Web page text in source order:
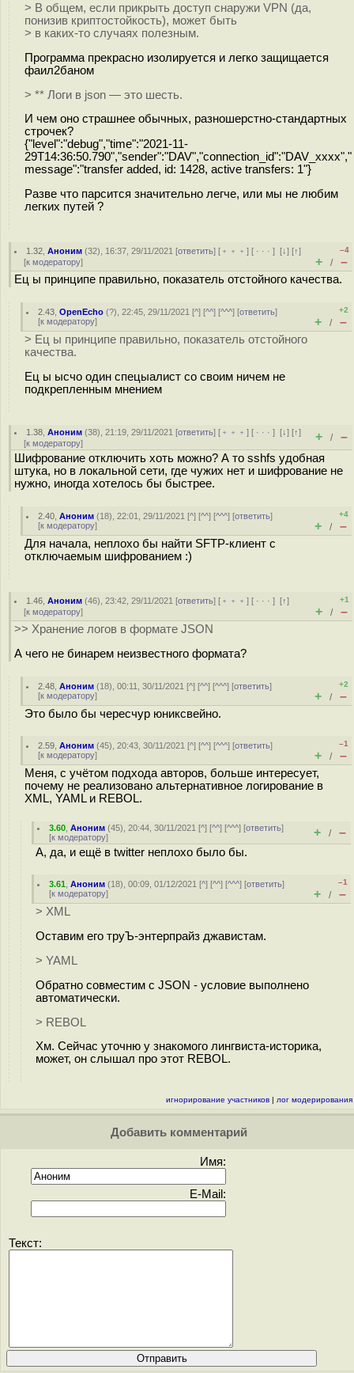
> В общем, если прикрыть доступ снаружи VPN (да,
понизив криптостойкость), может быть
> в каких-то случаях полезным.
Программа прекрасно изолируется и легко защищается
фаил2баном
> ** Логи в json — это шесть.
И чем оно страшнее обычных, разношерстно-стандартных
строчек?
{"level":"debug","time":"2021-11-
29T14:36:50.790","sender":"DAV","connection_id":"DAV_хххх","
message":"transfer added, id: 1428, active transfers: 1"}
Разве что парсится значительно легче, или мы не любим
легких путей ?
1.32 ,Аноним (32), 16:37, 29/11/2021 [ответить] [ ﹢﹢﹢] [ · · ·][↓] [↑]
[к модератору]
–4
+ / –
Ец ы принципе правильно, показатель отстойного качества.
2.43 ,OpenEcho (?), 22:45, 29/11/2021 [^] [^^] [^^^] [ответить]
[к модератору]
+2
+ / –
> Ец ы принципе правильно, показатель отстойного
качества.
Ец ы ысчо один спецыалист со своим ничем не
подкрепленным мнением
1.38 ,Аноним (38), 21:19, 29/11/2021 [ответить] [ ﹢﹢﹢] [ · · ·][↓] [↑]
[к модератору] + / –
Шифрование отключить хоть можно? А то sshfs удобная
штука, но в локальной сети, где чужих нет и шифрование не
нужно, иногда хотелось бы быстрее.
2.40 ,Аноним (18), 22:01, 29/11/2021 [^] [^^] [^^^] [ответить]
[к модератору]
+4
+ / –
Для начала, неплохо бы найти SFTP-клиент с
отключаемым шифрованием :)
1.46 ,Аноним (46), 23:42, 29/11/2021 [ответить] [ ﹢﹢﹢] [ · · ·][↑]
[к модератору]
+1
+ / –
>> Хранение логов в формате JSON
А чего не бинарем неизвестного формата?
2.48 ,Аноним (18), 00:11, 30/11/2021 [^] [^^] [^^^] [ответить]
[к модератору]
+2
+ / –
Это было бы чересчур юниксвейно.
2.59 ,Аноним (45), 20:43, 30/11/2021 [^] [^^] [^^^] [ответить]
[к модератору]
–1
+ / –
Меня, с учётом подхода авторов, больше интересует,
почему не реализовано альтернативное логирование в
XML, YAML и REBOL.
3.60 ,Аноним (45), 20:44, 30/11/2021 [^] [^^] [^^^] [ответить]
[к модератору] + / –
А, да, и ещё в twitter неплохо было бы.
3.61 ,Аноним (18), 00:09, 01/12/2021 [^] [^^] [^^^] [ответить]
[к модератору]
–1
+ / –
> XML
Оставим его труЪ-энтерпрайз джавистам.
> YAML
Обратно совместим с JSON - условие выполнено
автоматически.
> REBOL
Хм. Сейчас уточню у знакомого лингвиста-историка,
может, он слышал про этот REBOL.
игнорирование участников | лог модерирования
Добавить комментарий
Имя:
E-Mail:
Текст: